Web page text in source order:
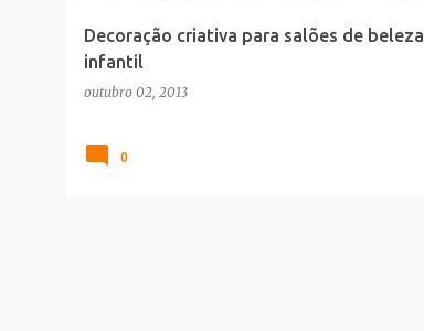
Decoração criativa para salões de beleza
infantil
outubro 02, 2013
0